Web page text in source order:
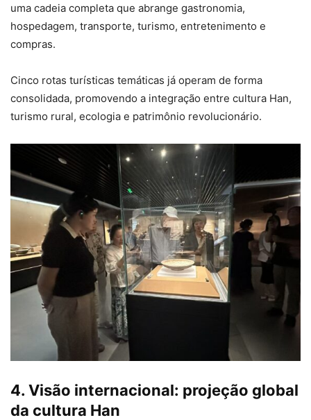
uma cadeia completa que abrange gastronomia,
hospedagem, transporte, turismo, entretenimento e
compras.
Cinco rotas turísticas temáticas já operam de forma
consolidada, promovendo a integração entre cultura Han,
turismo rural, ecologia e patrimônio revolucionário.
4. Visão internacional: projeção global
da cultura Han